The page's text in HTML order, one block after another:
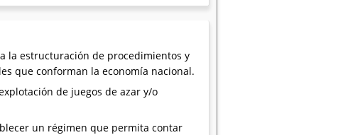
la estructuración de procedimientos y
que conforman la economía nacional.
de juegos de azar y/o
un régimen que permita contar